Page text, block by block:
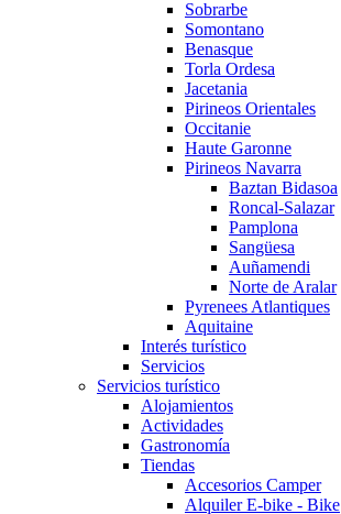
Sobrarbe
Somontano
Benasque
Torla Ordesa
Jacetania
Pirineos Orientales
Occitanie
Haute Garonne
Pirineos Navarra
Baztan Bidasoa
Roncal-Salazar
Pamplona
Sangüesa
Auñamendi
Norte de Aralar
Pyrenees Atlantiques
Aquitaine
Interés turístico
Servicios
Servicios turístico
Alojamientos
Actividades
Gastronomía
Tiendas
Accesorios Camper
Alquiler E-bike - Bike